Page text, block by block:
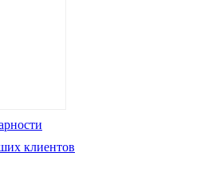
клиентов